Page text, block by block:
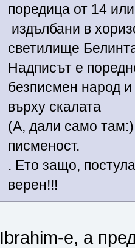
поредица от 14
издълбани в
светилище
Надписът е
безписмен народ
върху скалата
(А, дали само
писменост.
. Ето защо,
верен!!!
Ibrahim-е, а